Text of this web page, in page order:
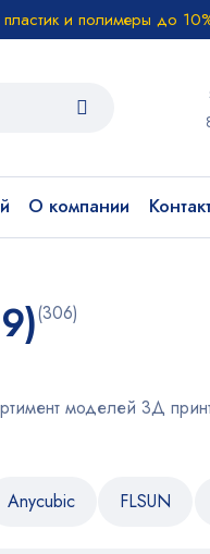
и полимеры до
О компании
(306)
моделей 3Д
Anycubic FLSUN